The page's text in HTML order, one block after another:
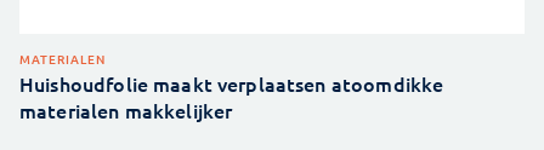
MATERIALEN
Huishoudfolie maakt verplaatsen atoomdikke
materialen makkelijker